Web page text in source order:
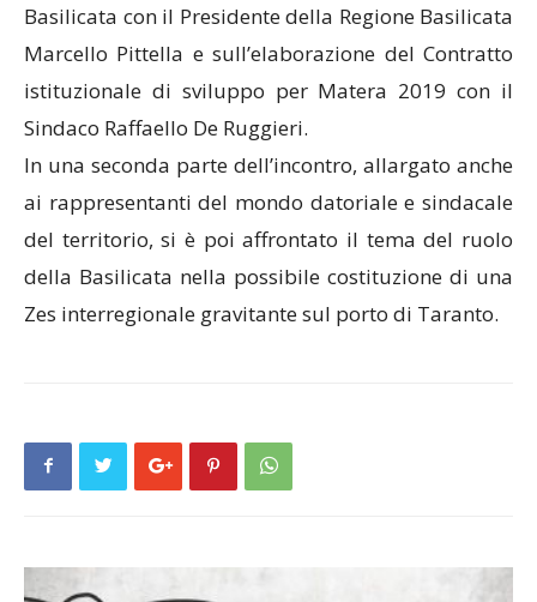
Basilicata con il Presidente della Regione Basilicata
Marcello Pittella e sull’elaborazione del Contratto
istituzionale di sviluppo per Matera 2019 con il
Sindaco Raffaello De Ruggieri.
In una seconda parte dell’incontro, allargato anche
ai rappresentanti del mondo datoriale e sindacale
del territorio, si è poi affrontato il tema del ruolo
della Basilicata nella possibile costituzione di una
Zes interregionale gravitante sul porto di Taranto.